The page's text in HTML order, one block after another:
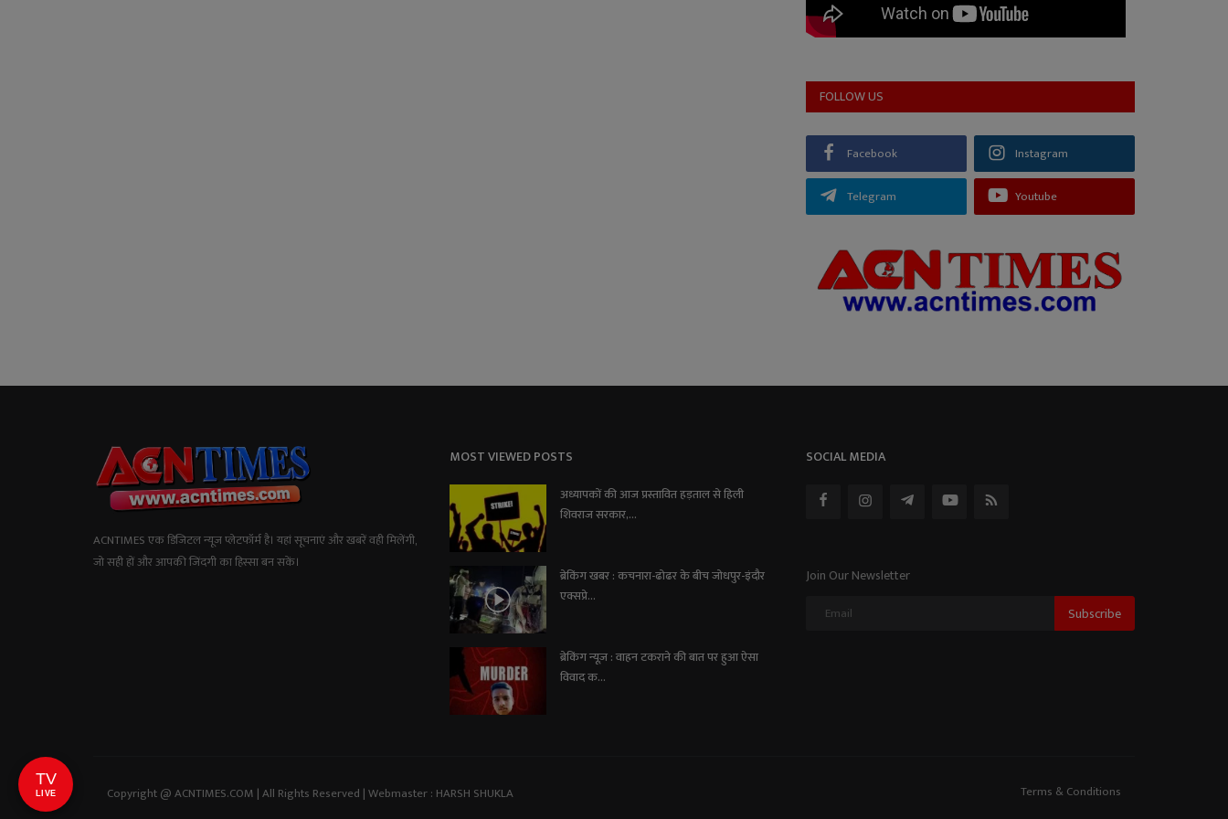
FOLLOW US
Facebook Instagram
Telegram Youtube
ACNTIMES एक डिजिटल न्यूज प्लेटफॉर्म है। यहां सूचनाएं और खबरें वही मिलेंगी,
जो सही हों और आपकी जिंदगी का हिस्सा बन सकें।
MOST VIEWED POSTS
अध्यापकों की आज प्रस्तावित हड़ताल से हिली
शिवराज सरकार,...
ब्रेकिंग खबर : कचनारा-ढोढर के बीच जोधपुर-इंदौर
एक्सप्रे...
ब्रेकिंग न्यूज़ : वाहन टकराने की बात पर हुआ ऐसा
विवाद क...
SOCIAL MEDIA
Join Our Newsletter
Subscribe
Copyright @ ACNTIMES.COM | All Rights Reserved | Webmaster : HARSH SHUKLA Terms & Conditions
TV
LIVE